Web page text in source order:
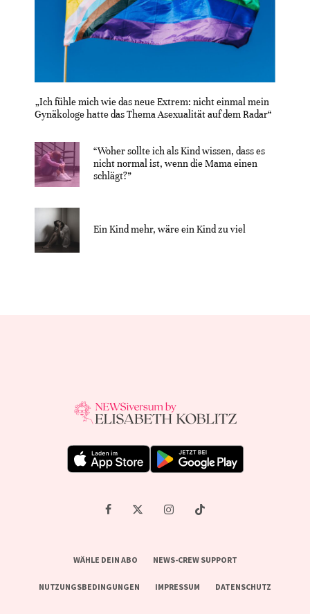
„Ich fühle mich wie das neue Extrem: nicht einmal mein
Gynäkologe hatte das Thema Asexualität auf dem Radar“
“Woher sollte ich als Kind wissen, dass es
nicht normal ist, wenn die Mama einen
schlägt?”
Ein Kind mehr, wäre ein Kind zu viel
WÄHLE DEIN ABO NEWS-CREW SUPPORT
NUTZUNGSBEDINGUNGEN IMPRESSUM DATENSCHUTZ